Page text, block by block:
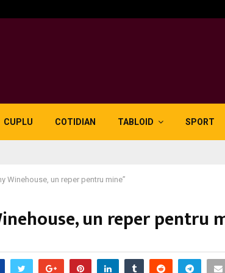
CUPLU COTIDIAN TABLOID SPORT
Winehouse, un reper pentru mine”
un reper pentru